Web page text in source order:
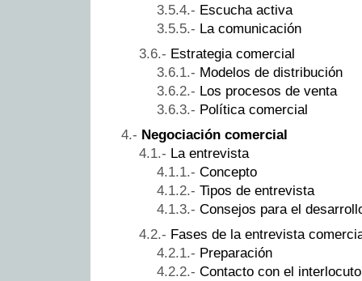
Escucha activa
La comunicación
Estrategia comercial
Modelos de distribución
Los procesos de venta
Política comercial
Negociación comercial
La entrevista
Concepto
Tipos de entrevista
Consejos para el
Fases de la entrevista
Preparación
Contacto con el